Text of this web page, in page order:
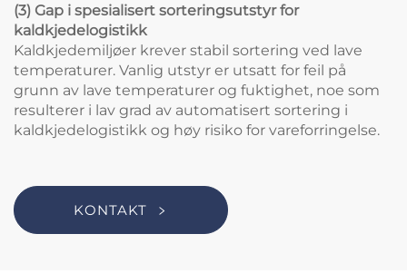
(3) Gap i spesialisert sorteringsutstyr for
kaldkjedelogistikk
Kaldkjedemiljøer krever stabil sortering ved lave
temperaturer. Vanlig utstyr er utsatt for feil på
grunn av lave temperaturer og fuktighet, noe som
resulterer i lav grad av automatisert sortering i
kaldkjedelogistikk og høy risiko for vareforringelse.
KONTAKT